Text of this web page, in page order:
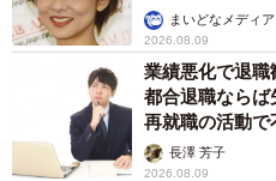
まいどなメディア
2026.08.09
業績悪化で退
都合退職なら
再就職の活動で
アカウンセラー
長澤 芳子
2026.08.09